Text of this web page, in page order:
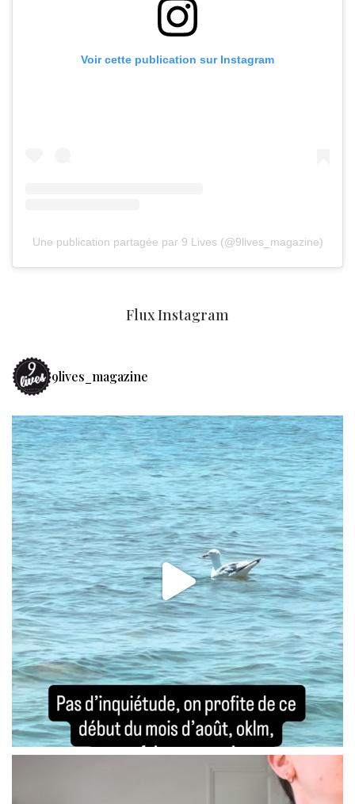
Voir cette publication sur Instagram
Une publication partagée par 9 Lives (@9lives_magazine)
Flux Instagram
9lives_magazine